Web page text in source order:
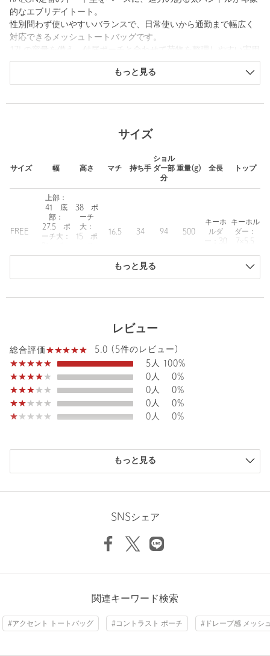
的なエブリデイトート。
性別問わず使いやすいバランスで、日常使いから通勤まで幅広く
対応できるメッシュトートバッグです。
性も魅力。
シーズンを重ねて支持される、hALONの定番シリーズです。
■素材
通気性を感じさせる軽やかな見た目と、ドレープ感・保形性を兼
ハンドルとチャームには上質な牛革を採用し、コントラストの効
■コーディネート
春夏の軽快なスタイリングに最適なトートバッグ。
リネン素材やサマージャケットとの相性も良く、カジュアルから
きれいめまで幅広いコーディネートに馴染みます。
ユニセックスで使いやすく、ギフトとしても取り入れやすい一品
■＜hALON＞ソフトメッシュ シリーズ
・ミニトートバッグ（対象品番：13321000011）
・ミニショルダーバッグ（対象品番：13321000012）
＜hALON（アーロン）＞
「REUSABLE/RECYCLABLE」
たサステナビリティの視点をもって物づくりを続けていくブラン
多様化するニーズや市況の変化、お客様の中にある新しい価値観
づくりの姿勢を大切にしています。
場合は、使用前に必ずご確認ください。
り、実際の色味と異なって見える場合がございます。あらかじめ
ご了承ください。
もっと見る
サイズ
サイズ 幅 高さ マチ 持ち手
ショル
ダー部
分
重量(g) 全長 トップ
FREE
上部：
41 底
部：
27.5 ポ
ーチ大：
チ小：
38 ポ
ーチ
大：
15 ポ
小：10
16.5 34 94 500
キーホ
ルダ
ー：30
キーホル
ダー：
7×5.5
サイズガイドを見る
もっと見る
レビュー
総合評価
5.0 (5件のレビュー)
5人 100%
0人
0%
0人
0%
0人
0%
0人
0%
夏にぴったりの爽やかなバッグで、機能性も兼ね備えていま
性が評価されています。特に、内ポケットや付属ポーチが便
見が目立ちます。また、透け感があるものの中身が目立たな
い点や、斜めがけができることで雨の日や電車での使用にも
多くの方が夏らしいデザインを気に入っており、爽やかな印
象を与えるバッグとして評価されています。内ポケットや付
属のポーチが便利で、バッグの中を整理しやすいとの意見が
多数あります。持ち手が革素材であるため、キレイめなスタ
もっと見る
SNSシェア
関連キーワード検索
#アクセント トートバッグ #コントラスト ポーチ #ドレープ感 メッシ